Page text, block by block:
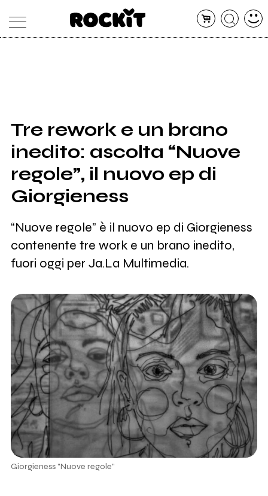
SHOP
RADIO
Tre rework e un brano
inedito: ascolta “Nuove
regole”, il nuovo ep di
Giorgieness
“Nuove regole” è il nuovo ep di Giorgieness
contenente tre work e un brano inedito,
fuori oggi per Ja.La Multimedia.
Giorgieness "Nuove regole"